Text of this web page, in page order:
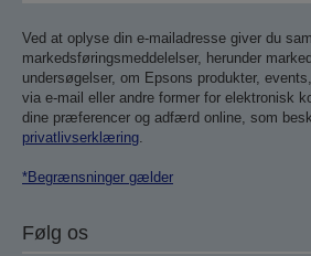
Ved at oplyse din e-mailadresse giver du
markedsføringsmeddelelser, herunder
undersøgelser, om Epsons produkter,
via e-mail eller andre former for elektronisk
dine præferencer og adfærd online, som
privatlivserklæring
*Begrænsninger gælder
Følg os